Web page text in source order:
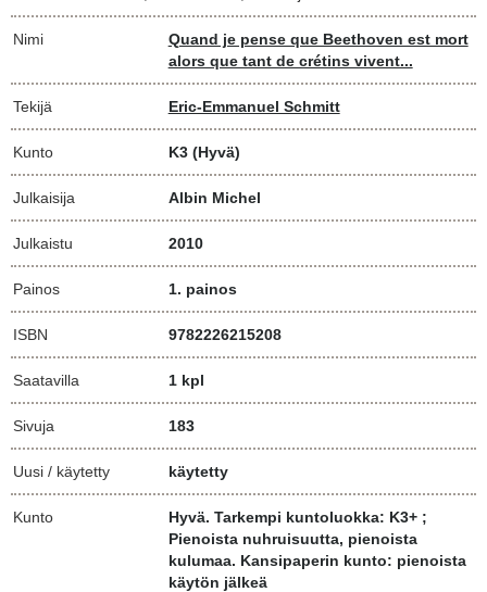
Nimi
Quand je pense que Beethoven est mort
alors que tant de crétins vivent...
Tekijä Eric-Emmanuel Schmitt
Kunto K3 (Hyvä)
Julkaisija Albin Michel
Julkaistu 2010
Painos 1. painos
ISBN 9782226215208
Saatavilla 1 kpl
Sivuja 183
Uusi / käytetty käytetty
Kunto
Hyvä. Tarkempi kuntoluokka: K3+ ;
Pienoista nuhruisuutta, pienoista
kulumaa. Kansipaperin kunto: pienoista
käytön jälkeä